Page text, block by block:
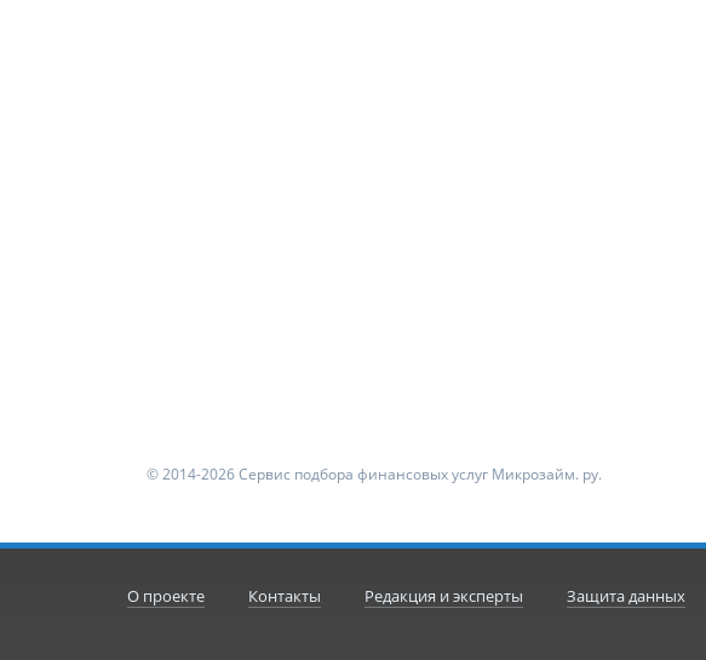
© 2014-2026 Сервис подбора финансовых услуг Микрозайм. ру.
О проекте Контакты Редакция и эксперты Защита данных